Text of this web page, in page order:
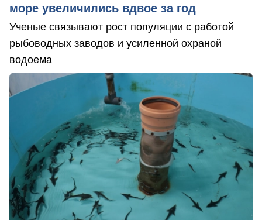
море увеличились вдвое за год
Ученые связывают рост популяции с работой
рыбоводных заводов и усиленной охраной
водоема